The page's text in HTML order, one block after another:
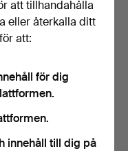
med slipat glas,
tal, Deknudt,…
att tillhandahålla
eller återkalla ditt
att:
för dig
innehåll till dig på